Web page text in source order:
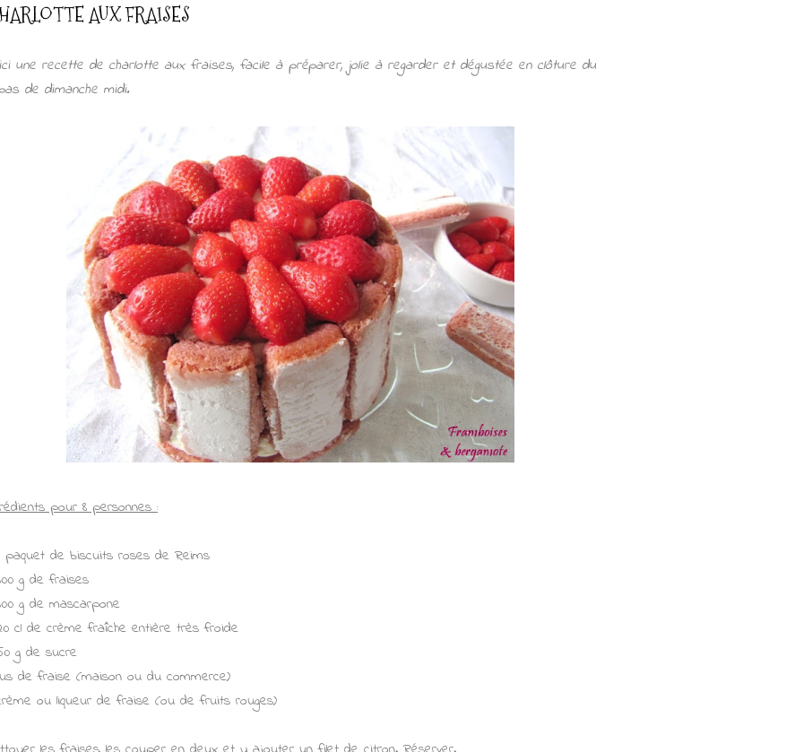
AUX FRAISES
une recette de charlotte aux fraises, facile à préparer, jolie à regarder et dégustée en clôture du
de dimanche midi.
pour 8 personnes :
paquet de biscuits roses de Reims
g de fraises
g de mascarpone
cl de crème fraîche entière très froide
g de sucre
de fraise (maison ou du commerce)
ou liqueur de fraise (ou de fruits rouges)